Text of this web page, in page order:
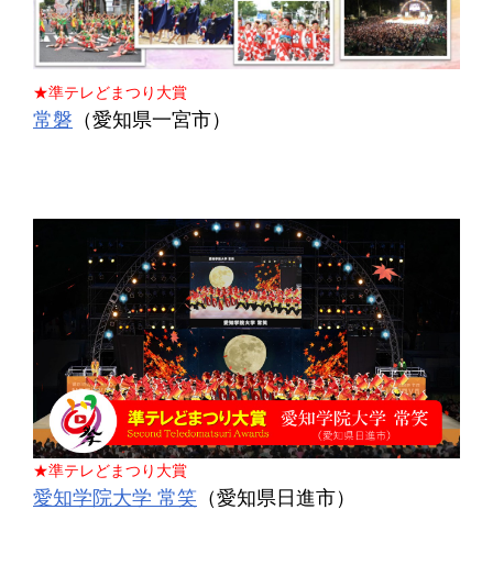
★準テレどまつり大賞
常磐 （愛知県一宮市）
★準テレどまつり大賞
愛知学院大学 常笑 （愛知県日進市）